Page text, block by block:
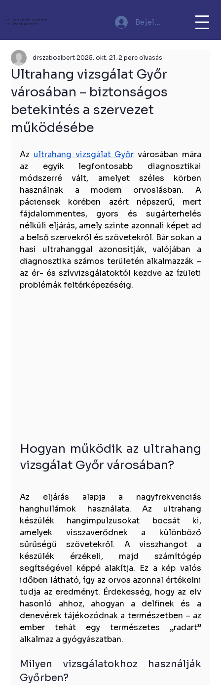
Dr. Dankházi Levente
Dr. Szabó Albert
Bejelentkezés
Ultrahang vizsgálat Győr
városában – biztonságos
betekintés a szervezet
működésébe
drszaboalbert 2025. okt. 21. 2 perc olvasás
Az ultrahang vizsgálat Győr városában mára
az egyik legfontosabb diagnosztikai
módszerré vált, amelyet széles körben
használnak a modern orvoslásban. A
páciensek körében azért népszerű, mert
fájdalommentes, gyors és sugárterhelés
nélküli eljárás, amely szinte azonnali képet ad
a belső szervekről és szövetekről. Bár sokan a
hasi ultrahanggal azonosítják, valójában a
diagnosztika számos területén alkalmazzák –
az ér- és szívvizsgálatoktól kezdve az ízületi
problémák feltérképezéséig.
Hogyan működik az ultrahang
vizsgálat Győr városában?
Az eljárás alapja a nagyfrekvenciás
hanghullámok használata. Az ultrahang
készülék hangimpulzusokat bocsát ki,
amelyek visszaverődnek a különböző
sűrűségű szövetekről. A visszhangot a
készülék érzékeli, majd számítógép
segítségével képpé alakítja. Ez a kép valós
időben látható, így az orvos azonnal értékelni
tudja az eredményt. Érdekesség, hogy az elv
hasonló ahhoz, ahogyan a delfinek és a
denevérek tájékozódnak a természetben – az
ember tehát egy természetes „radart”
alkalmaz a gyógyászatban.
Milyen vizsgálatokhoz használják
Győrben?